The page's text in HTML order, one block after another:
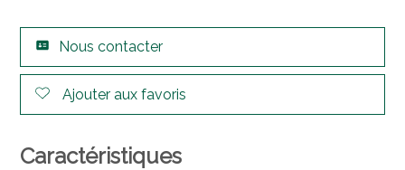
Nous contacter
Ajouter aux favoris
Caractéristiques